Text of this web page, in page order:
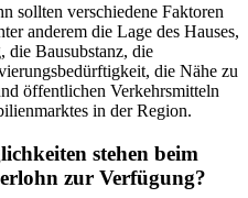
sollten verschiedene Faktoren
anderem die Lage des Hauses,
die Bausubstanz, die
die Nähe zu
öffentlichen Verkehrsmitteln
in der Region.
stehen beim
zur Verfügung?